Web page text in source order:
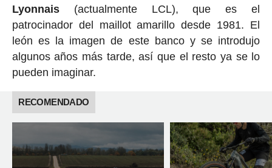
Lyonnais(actualmente LCL), que es el
patrocinador del maillot amarillo desde 1981. El
león es la imagen de este banco y se introdujo
algunos años más tarde, así que el resto ya se lo
pueden imaginar.
RECOMENDADO